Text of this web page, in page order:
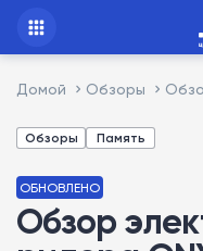
Домой Обзоры
Обзоры Память
ОБНОВЛЕНО
Обзор